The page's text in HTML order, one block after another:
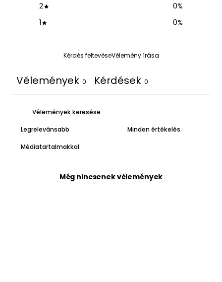
2 0%
1
0%
Kérdés feltevéseVélemény írása
Vélemények 0 Kérdések 0
Médiatartalmakkal
Még nincsenek vélemények